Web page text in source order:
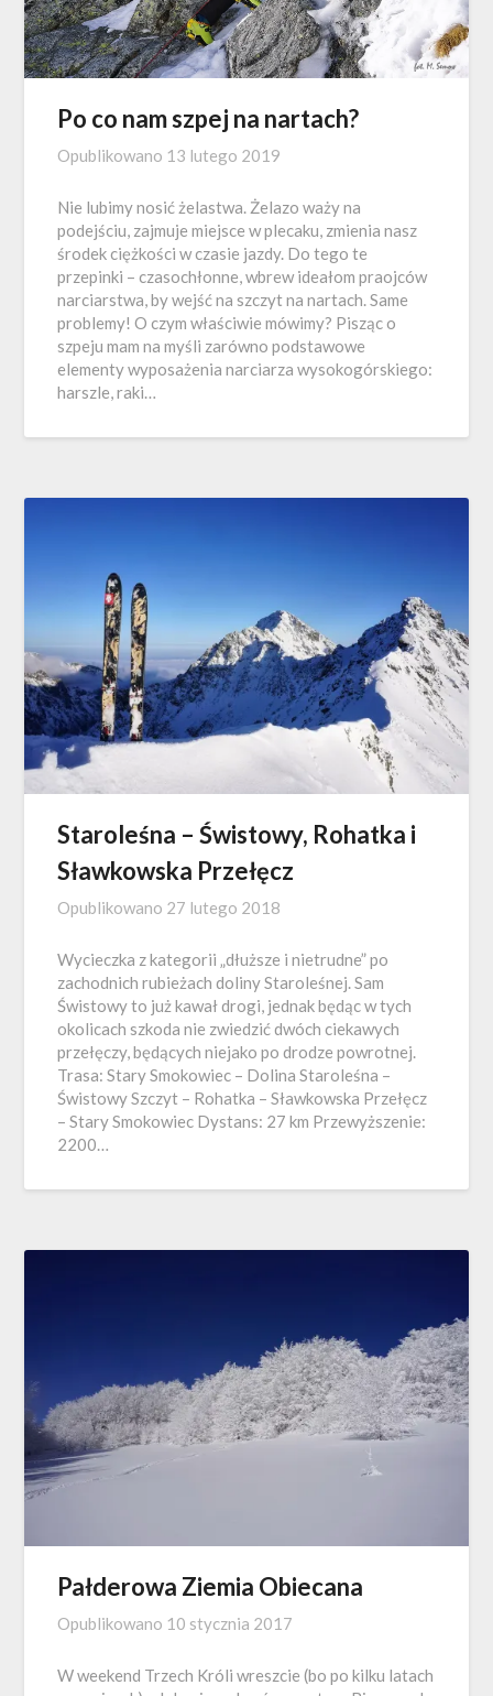
Po co nam szpej na nartach?
Opublikowano 13 lutego 2019
Nie lubimy nosić żelastwa. Żelazo waży na
podejściu, zajmuje miejsce w plecaku, zmienia nasz
środek ciężkości w czasie jazdy. Do tego te
przepinki – czasochłonne, wbrew ideałom praojców
narciarstwa, by wejść na szczyt na nartach. Same
problemy! O czym właściwie mówimy? Pisząc o
szpeju mam na myśli zarówno podstawowe
elementy wyposażenia narciarza wysokogórskiego:
harszle, raki…
Staroleśna – Świstowy, Rohatka i
Sławkowska Przełęcz
Opublikowano 27 lutego 2018
Wycieczka z kategorii „dłuższe i nietrudne” po
zachodnich rubieżach doliny Staroleśnej. Sam
Świstowy to już kawał drogi, jednak będąc w tych
okolicach szkoda nie zwiedzić dwóch ciekawych
przełęczy, będących niejako po drodze powrotnej.
Trasa: Stary Smokowiec – Dolina Staroleśna –
Świstowy Szczyt – Rohatka – Sławkowska Przełęcz
– Stary Smokowiec Dystans: 27 km Przewyższenie:
2200…
Pałderowa Ziemia Obiecana
Opublikowano 10 stycznia 2017
W weekend Trzech Króli wreszcie (bo po kilku latach